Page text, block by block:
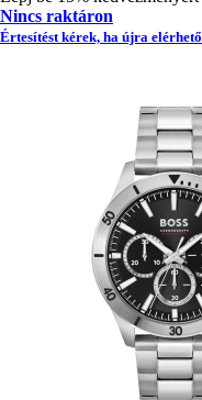
Nincs raktáron
Értesítést kérek, ha újra elérhető